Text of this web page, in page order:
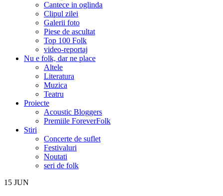
Cantece in oglinda
Clipul zilei
Galerii foto
Piese de ascultat
Top 100 Folk
video-reportaj
Nu e folk, dar ne place
Altele
Literatura
Muzica
Teatru
Proiecte
Acoustic Bloggers
Premiile ForeverFolk
Stiri
Concerte de suflet
Festivaluri
Noutati
seri de folk
15 JUN